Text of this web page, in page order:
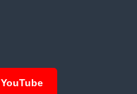
YouTube